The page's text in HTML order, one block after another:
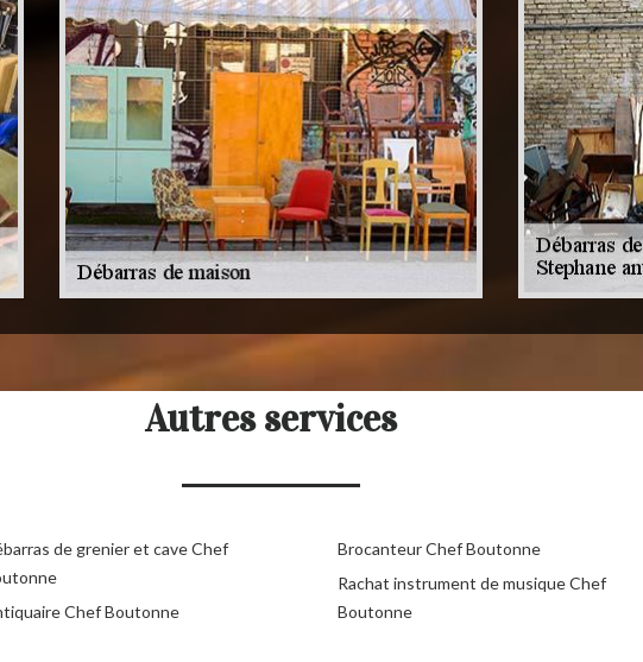
Autres services
de grenier et cave Chef
Chef Boutonne
Brocanteur Chef Boutonne
Rachat instrument de musique Chef
Boutonne